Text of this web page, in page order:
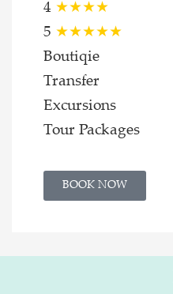
4 ★★★★
5 ★★★★★
Boutiqie
Transfer
Excursions
Tour Packages
BOOK NOW